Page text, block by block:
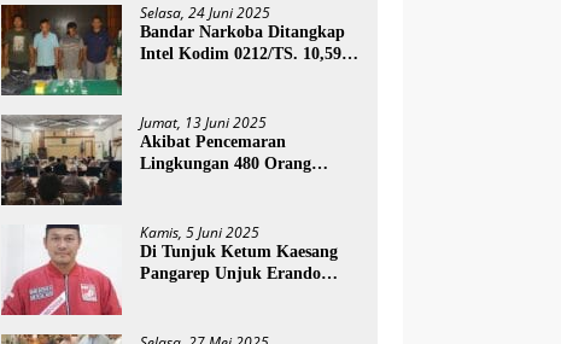
Selasa, 24 Juni 2025
Bandar Narkoba Ditangkap
Intel Kodim 0212/TS. 10,59
Jumat, 13 Juni 2025
Akibat Pencemaran
Lingkungan 480 Orang
Di Tutup
Kamis, 5 Juni 2025
Di Tunjuk Ketum Kaesang
Pangarep Unjuk Erando